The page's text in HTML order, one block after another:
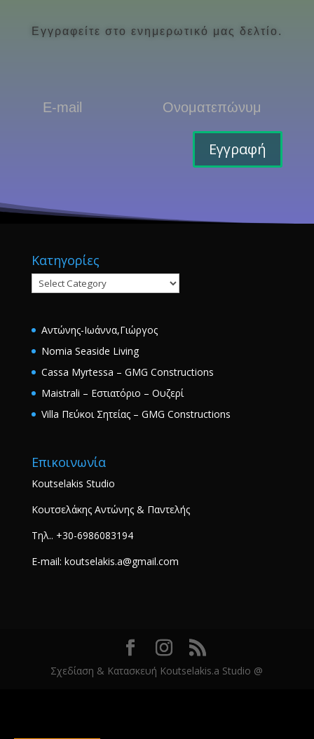
Εγγραφείτε στο ενημερωτικό μας δελτίο.
Εγγραφή
Κατηγορίες
Κατηγορίες
Αντώνης-Ιωάννα,Γιώργος
Nomia Seaside Living
Cassa Myrtessa – GMG Constructions
Maistrali – Εστιατόριο – Ουζερί
Villa Πεύκοι Σητείας – GMG Constructions
Επικοινωνία
Koutselakis Studio
Κουτσελάκης Αντώνης & Παντελής
Τηλ.. +30-6986083194
E-mail: koutselakis.a@gmail.com
Σχεδίαση & Κατασκευή Koutselakis.a Studio @